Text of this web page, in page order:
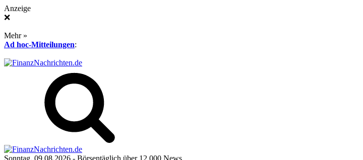
Anzeige
❌
Mehr »
Ad hoc-Mitteilungen:
Sonntag, 09.08.2026 - Börsentäglich über 12.000 News